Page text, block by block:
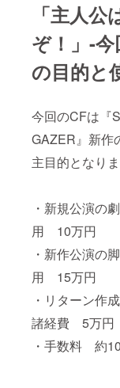
「主人
ぞ！」-
の目的と
今回のCFは『
GAZER』新作
主目的となりま
・新規公演の
用 10万円
・新作公演の
用 15万円
・リターン作
諸経費 5万円
・手数料 約